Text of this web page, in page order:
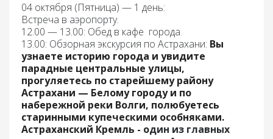
04 октября (Пятница) — 1 день:
Встреча в аэропорту.
12.00 — 13.00: Обед в кафе города.
13.00: Обзорная экскурсия по Астрахани: Вы
узнаете историю города и увидите
парадные центральные улицы,
прогуляетесь по старейшему району
Астрахани — Белому городу и по
набережной реки Волги, полюбуетесь
старинными купеческими особняками.
Астраханский Кремль - один из главных